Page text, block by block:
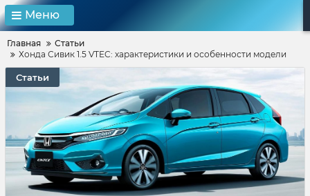
Меню
Главная
Статьи
Хонда Сивик 1.5 VTEC: характеристики и особенности модели
Статьи